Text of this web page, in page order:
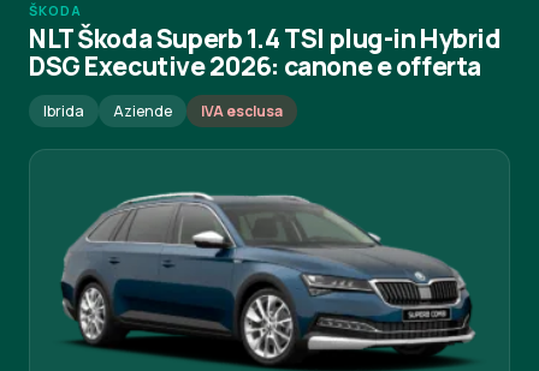
ŠKODA
NLT Škoda Superb 1.4 TSI plug-in Hybrid
DSG Executive 2026: canone e offerta
Ibrida Aziende IVA esclusa